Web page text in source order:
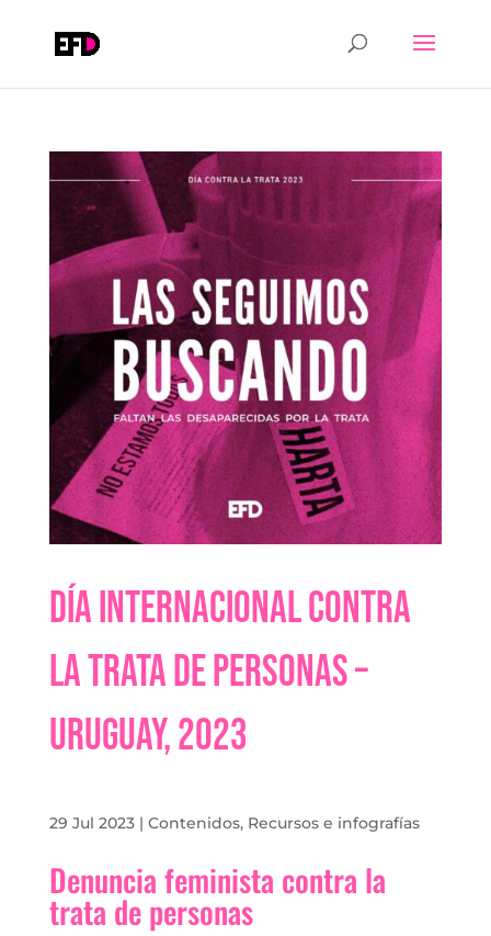
Día Internacional Contra
la Trata de Personas –
Uruguay, 2023
29 Jul 2023| Contenidos, Recursos e infografías
Denuncia feminista contra la
trata de personas